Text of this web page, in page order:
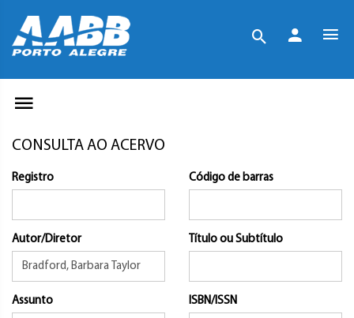
CONSULTA AO ACERVO
Registro Código de barras
Autor/Diretor Título ou Subtítulo
Assunto ISBN/ISSN